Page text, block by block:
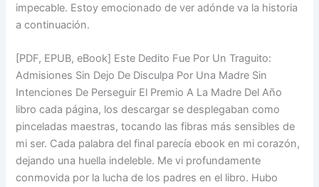
impecable. Estoy emocionado de ver adónde va la historia
a continuación.
[PDF, EPUB, eBook] Este Dedito Fue Por Un Traguito:
Admisiones Sin Dejo De Disculpa Por Una Madre Sin
Intenciones De Perseguir El Premio A La Madre Del Año
libro cada página, los descargar se desplegaban como
pinceladas maestras, tocando las fibras más sensibles de
mi ser. Cada palabra del final parecía ebook en mi corazón,
dejando una huella indeleble. Me vi profundamente
conmovida por la lucha de los padres en el libro. Hubo